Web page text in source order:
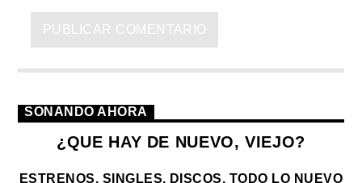
SONANDO AHORA
¿QUE HAY DE NUEVO, VIEJO?
ESTRENOS, SINGLES, DISCOS, TODO LO NUEVO